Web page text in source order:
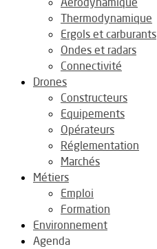
Thermodynamique
Ergols et carburants
Ondes et radars
Connectivité
Drones
Constructeurs
Equipements
Opérateurs
Réglementation
Marchés
Métiers
Emploi
Formation
Environnement
Agenda